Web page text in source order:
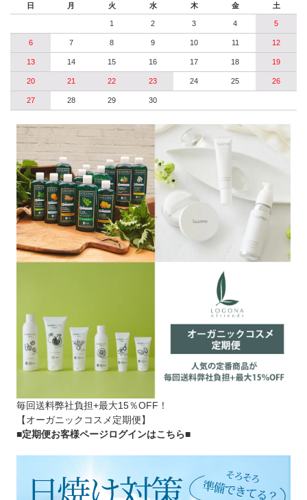
日 月 火 水 木 金 土
1 2 3 4 5
6 7 8 9 10 11 12
13 14 15 16 17 18 19
20 21 22 23 24 25 26
27 28 29 30
毎回送料弊社負担+最大15％OFF！
【オーガニックコスメ定期便】
■定期便お客様ページログインはこちら■